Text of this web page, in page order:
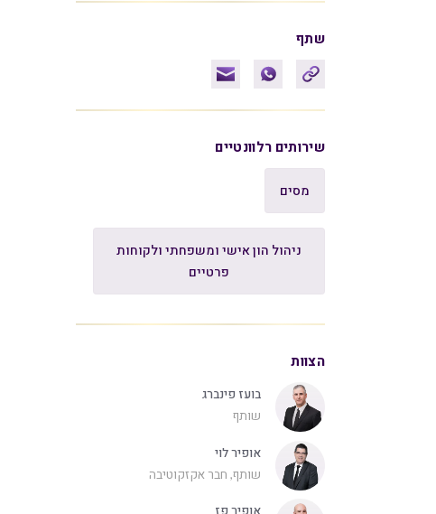
שתף
שירותים רלוונטיים
מסים
ניהול הון אישי ומשפחתי ולקוחות
פרטיים
הצוות
בועז פינברג
שותף
אופיר לוי
שותף, חבר אקזקוטיבה
אופיר פז